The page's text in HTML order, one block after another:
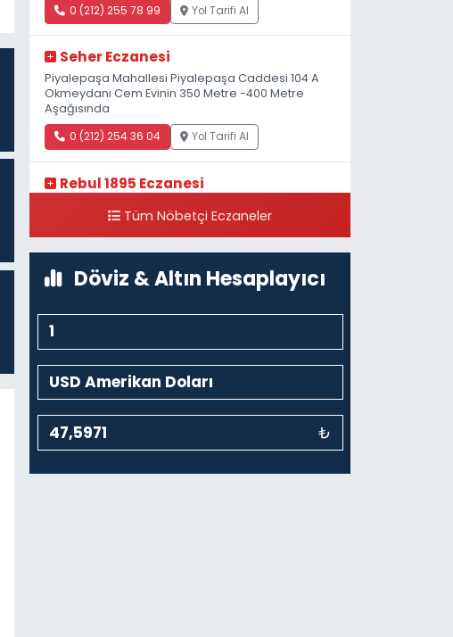
0 (212) 255 78 99 Yol Tarifi Al
Seher Eczanesi
Piyalepaşa Mahallesi Piyalepaşa Caddesi 104 A
Okmeydanı Cem Evinin 350 Metre -400 Metre
Aşağısında
0 (212) 254 36 04 Yol Tarifi Al
Rebul 1895 Eczanesi
Meşelik Sokak, 3B Akbank Sanat karşısı, Fransız
Konsolosluğu Çaprazı
Tüm Nöbetçi Eczaneler
Döviz & Altın Hesaplayıcı
₺